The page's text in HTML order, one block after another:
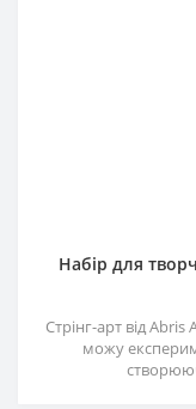
Набір для
Стрінг-арт від
можу